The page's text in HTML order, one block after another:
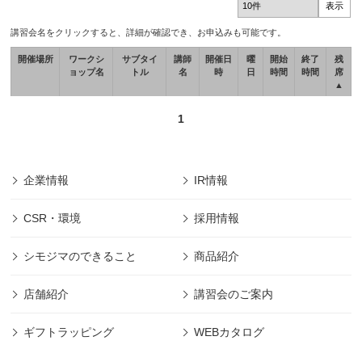
講習会名をクリックすると、詳細が確認でき、お申込みも可能です。
開催場所
ワークシ
ョップ名
サブタイ
トル
講師
名
開催日
時
曜
日
開始
時間
終了
時間
残
席
▲
1
企業情報 IR情報
CSR・環境 採用情報
シモジマのできること 商品紹介
店舗紹介 講習会のご案内
ギフトラッピング WEBカタログ